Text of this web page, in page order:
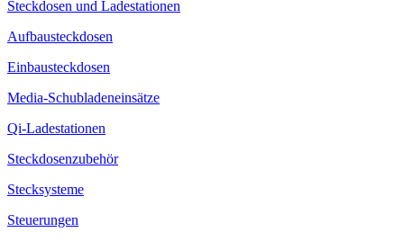
Steckdosen und Ladestationen
Aufbausteckdosen
Einbausteckdosen
Media-Schubladeneinsätze
Qi-Ladestationen
Steckdosenzubehör
Stecksysteme
Steuerungen